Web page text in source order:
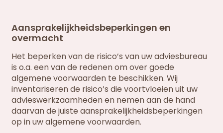
Aansprakelijkheidsbeperkingen en
overmacht
Het beperken van de risico’s van uw adviesbureau
is o.a. een van de redenen om over goede
algemene voorwaarden te beschikken. Wij
inventariseren de risico’s die voortvloeien uit uw
advieswerkzaamheden en nemen aan de hand
daarvan de juiste aansprakelijkheidsbeperkingen
op in uw algemene voorwaarden.